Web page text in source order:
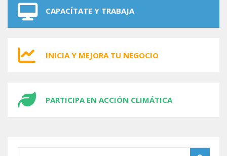
CAPACÍTATE Y TRABAJA
INICIA Y MEJORA TU NEGOCIO
PARTICIPA EN ACCIÓN CLIMÁTICA